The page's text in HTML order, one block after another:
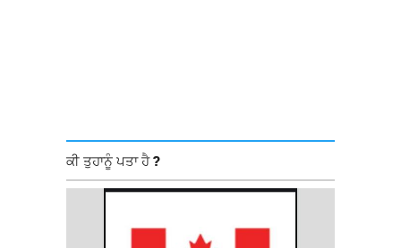
ਕੀ ਤੁਹਾਨੂੰ ਪਤਾ ਹੈ ?